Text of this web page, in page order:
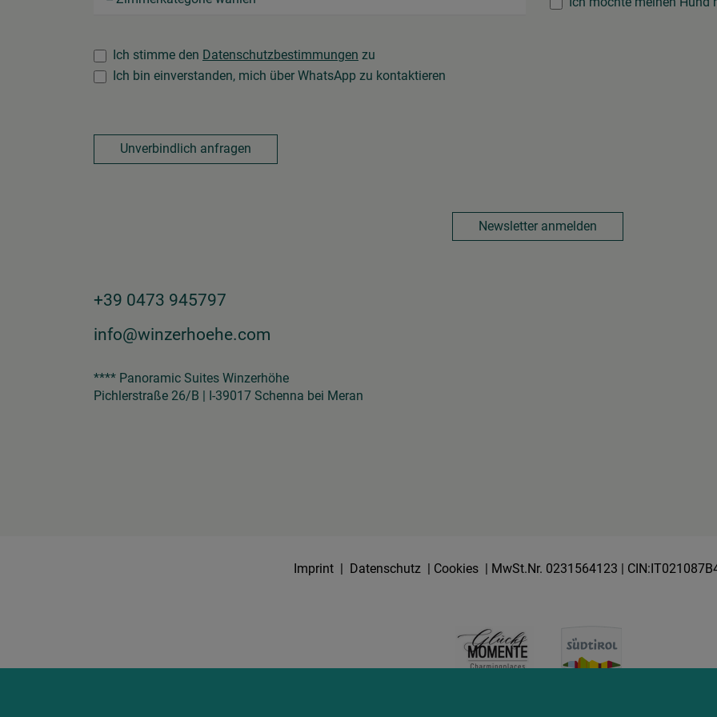
Ich stimme den Datenschutzbestimmungen zu
Ich bin einverstanden, mich über WhatsApp zu kontaktieren
Unverbindlich anfragen
Newsletter anmelden
+39 0473 945797
info@winzerhoehe.com
**** Panoramic Suites Winzerhöhe
Pichlerstraße 26/B | I-39017 Schenna bei Meran
Imprint| Datenschutz| Cookies| MwSt.Nr. 0231564123 |